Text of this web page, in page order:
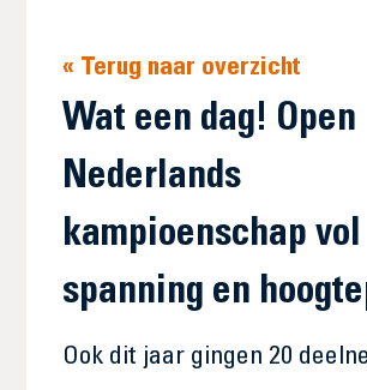
« Terug naar overzicht
Wat een dag! Open
Nederlands
kampioenschap vol
spanning en
Ook dit jaar gingen 20